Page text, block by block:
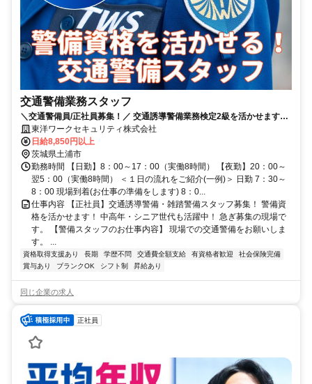
交通警備業務スタッフ
＼交通警備員/正社員募集！／ 交通誘導警備業務検定2級を活かせます！
中高年・シニア世代も活躍中！
東洋ワークセキュリティ株式会社
日給8,850円以上
茨城県土浦市
勤務時間 【日勤】8：00～17：00（実働8時間） 【夜勤】20：00～
翌5：00（実働8時間） ＜１日の流れをご紹介(一例)＞ 日勤 7：30～
8：00 現場到着(お仕事の準備をします) 8：0...
仕事内容 【正社員】交通誘導警備・雑踏警備スタッフ募集！ 警備資
格を活かせます！ 中高年・シニア世代も活躍中！ 急ぎ募集の現場で
す。 【警備スタッフのお仕事内容】 現場での交通警備をお願いしま
す。 ...
資格取得支援あり 長期 学歴不問 交通費全額支給 有資格者歓迎
社会保険完備
賞与あり
ブランクOK シフト制 昇給あり
同じ企業の求人
正社員